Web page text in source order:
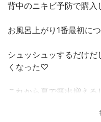
背中のニキビ予防で購入
お風呂上がり1番最初に
シュッシュッするだけ
くなった♡
これから夏で露出増え
2〜3プッシュ使ってる